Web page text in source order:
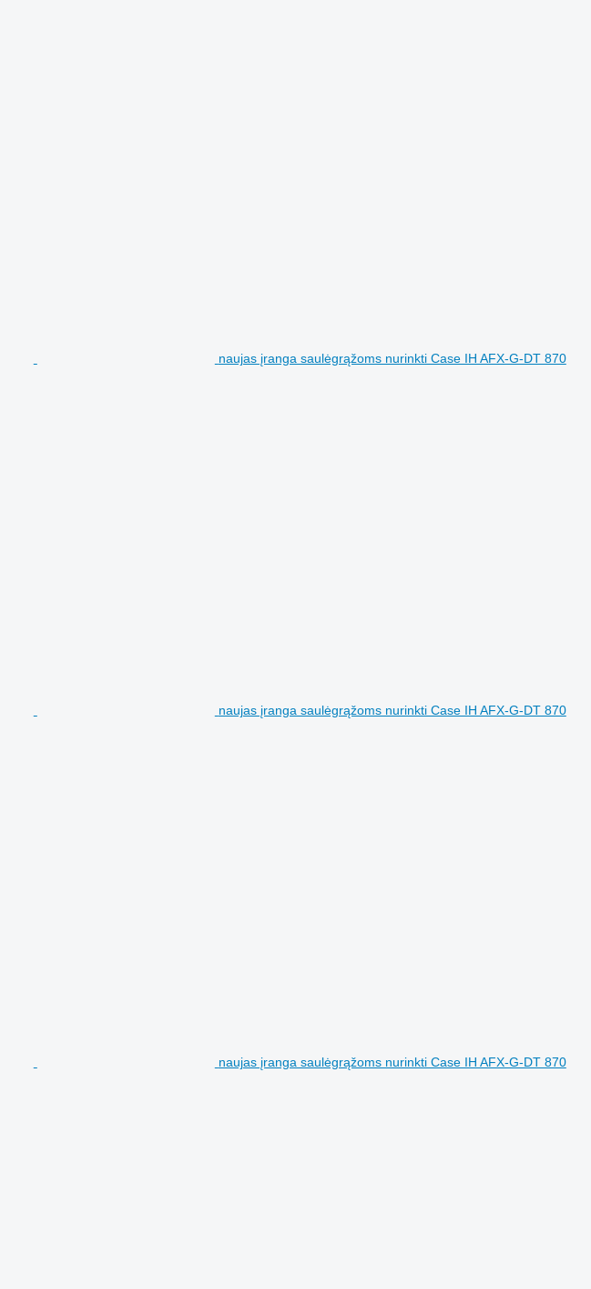
naujas įranga saulėgrąžoms nurinkti Case IH AFX-G-DT 870
naujas įranga saulėgrąžoms nurinkti Case IH AFX-G-DT 870
naujas įranga saulėgrąžoms nurinkti Case IH AFX-G-DT 870